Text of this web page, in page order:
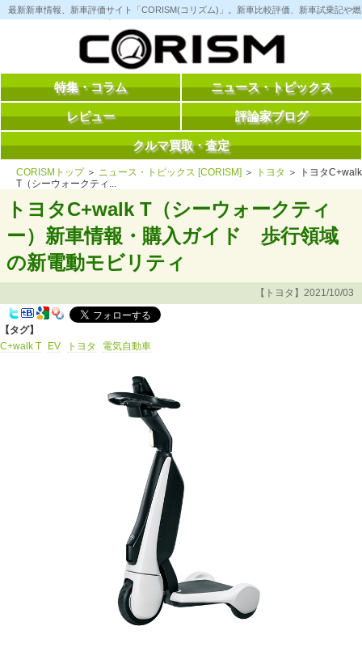
コ
ン
へ
最新新車情報、新車評価サイト「CORISM(コリズム)」。新車比較評価、新車試乗記や
特集・コラム ニュース・トピックス
レビュー 評論家ブログ
クルマ買取・査定
CORISMトップ＞ ニュース・トピックス [CORISM] ＞ トヨタ ＞ トヨタC+walk
T（シーウォークティ...
トヨタC+walk T（シーウォークティ
ー）新車情報・購入ガイド 歩行領域
の新電動モビリティ
【トヨタ】2021/10/03
【タグ】
C+walk T
EV トヨタ 電気自動車